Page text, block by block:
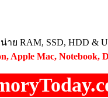
าย RAM, SSD, HDD &
Apple Mac, Notebook,